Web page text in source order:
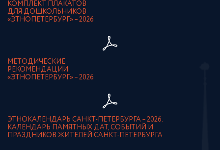
КОМПЛЕКТ ПЛАКАТОВ
ДЛЯ ДОШКОЛЬНИКОВ
«ЭТНОПЕТЕРБУРГ» – 2026
МЕТОДИЧЕСКИЕ
РЕКОМЕНДАЦИИ
«ЭТНОПЕТЕРБУРГ» – 2026
ЭТНОКАЛЕНДАРЬ САНКТ-ПЕТЕРБУРГА – 2026.
КАЛЕНДАРЬ ПАМЯТНЫХ ДАТ, СОБЫТИЙ И
ПРАЗДНИКОВ ЖИТЕЛЕЙ САНКТ-ПЕТЕРБУРГА